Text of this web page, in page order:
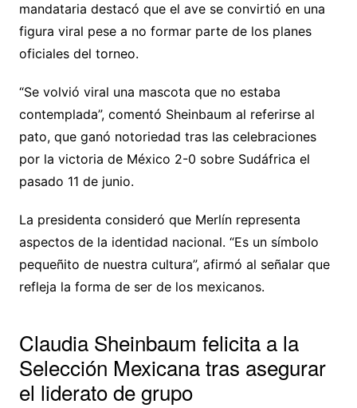
mandataria destacó que el ave se convirtió en una
figura viral pese a no formar parte de los planes
oficiales del torneo.
“Se volvió viral una mascota que no estaba
contemplada”, comentó Sheinbaum al referirse al
pato, que ganó notoriedad tras las celebraciones
por la victoria de México 2-0 sobre Sudáfrica el
pasado 11 de junio.
La presidenta consideró que Merlín representa
aspectos de la identidad nacional. “Es un símbolo
pequeñito de nuestra cultura”, afirmó al señalar que
refleja la forma de ser de los mexicanos.
Claudia Sheinbaum felicita a la
Selección Mexicana tras asegurar
el liderato de grupo